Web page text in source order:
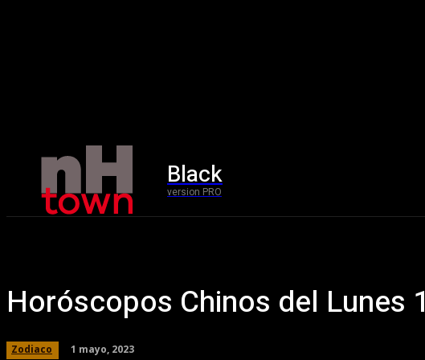
Black
version PRO
Horóscopos Chinos del Lunes
Zodiaco 1 mayo, 2023